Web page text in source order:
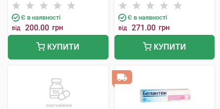
Є в наявності
від 200.00 грн
КУПИТИ
Є в наявності
від 271.00 грн
КУПИТИ